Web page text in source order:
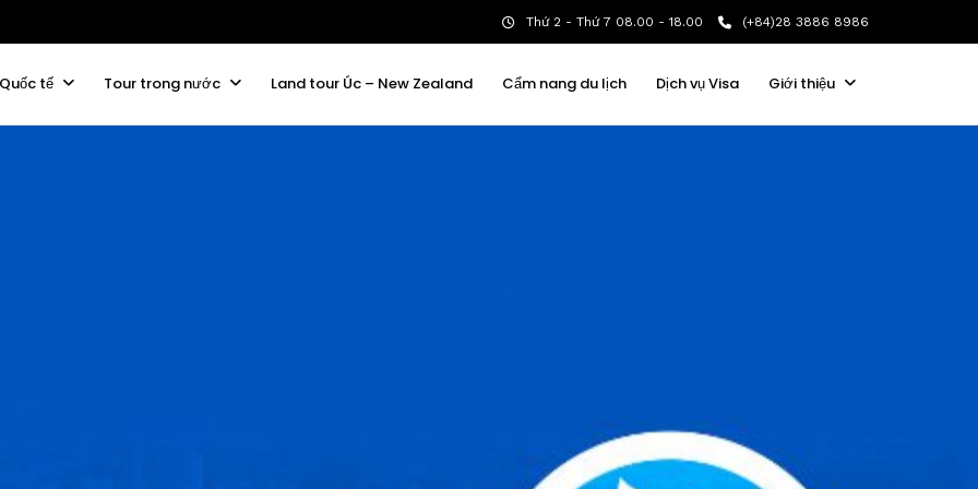
Thứ 2 - Thứ 7 08.00 - 18.00 (+84)28 3886 8986
tế Tour trong nước Land tour Úc – New Zealand Cẩm nang du lịch Dịch vụ Visa Giới thiệu